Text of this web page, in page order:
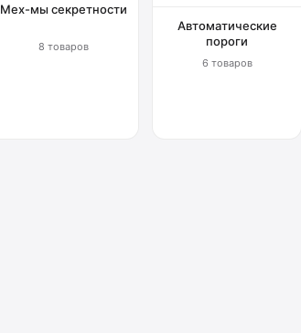
Мех-мы секретности
8 товаров
Автоматические
пороги
6 товаров